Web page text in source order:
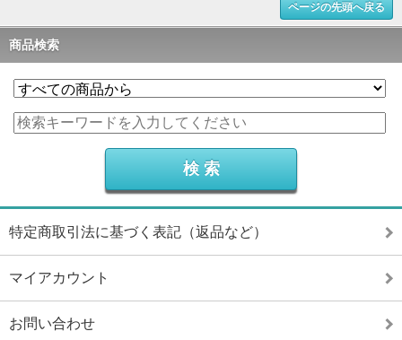
ページの先頭へ戻る
商品検索
特定商取引法に基づく表記（返品など）
マイアカウント
お問い合わせ